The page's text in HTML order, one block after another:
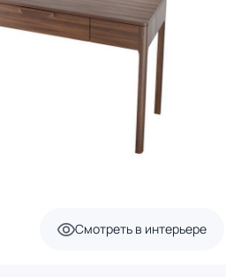
Смотреть в интерьере